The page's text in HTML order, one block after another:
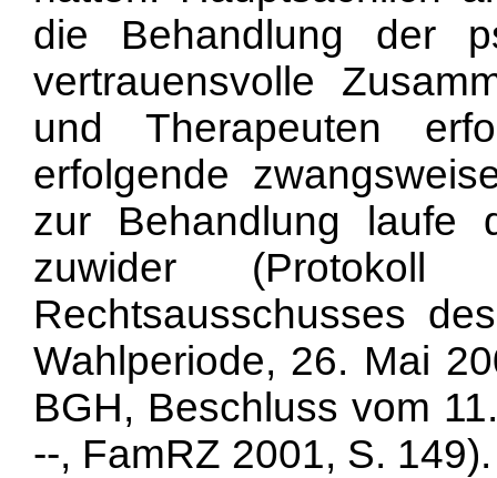
die Behandlung der
vertrauensvolle
und Therapeuten
erfolgende
zur Behandlung laufe
zuwider
Rechtsausschusses
Wahlperiode, 26. Mai
BGH, Beschluss vom
--, FamRZ 2001, S. 149).